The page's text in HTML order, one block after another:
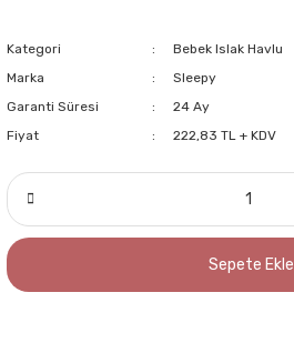
Kategori
Bebek Islak Havlu
Marka
Sleepy
Garanti Süresi
24 Ay
Fiyat
222,83 TL + KDV
Sepete Ekle